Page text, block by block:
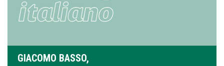
GIACOMO BASSO,